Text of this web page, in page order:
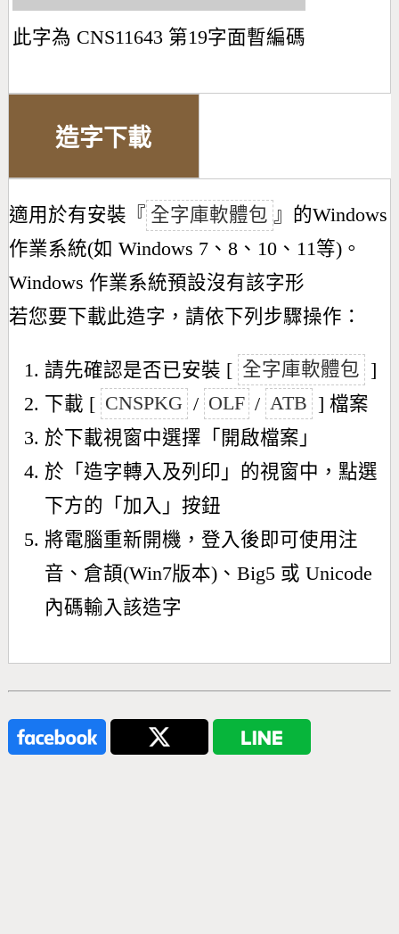
此字為 CNS11643 第19字面暫編碼
造字下載
適用於有安裝『 全字庫軟體包 』的Windows
作業系統(如 Windows 7、8、10、11等)。
Windows 作業系統預設沒有該字形
若您要下載此造字，請依下列步驟操作：
請先確認是否已安裝 [ 全字庫軟體包 ]
下載 [ CNSPKG / OLF / ATB ] 檔案
於下載視窗中選擇「開啟檔案」
於「造字轉入及列印」的視窗中，點選
下方的「加入」按鈕
將電腦重新開機，登入後即可使用注
音、倉頡(Win7版本)、Big5 或 Unicode
內碼輸入該造字